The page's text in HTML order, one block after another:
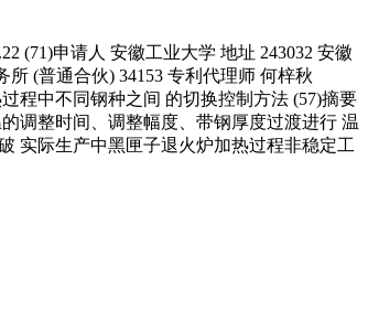
(71)申请人 安徽工业大学 地址 243032 安徽
(普通合伙) 34153 专利代理师 何梓秋
过程中不同钢种之间 的切换控制方法 (57)摘要
调整时间、调整幅度、带钢厚度过渡进行 温
实际生产中黑匣子退火炉加热过程非稳定工